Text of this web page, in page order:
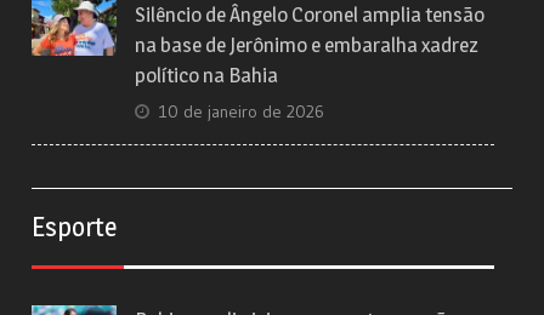
Silêncio de Ângelo Coronel amplia tensão
na base de Jerônimo e embaralha xadrez
político na Bahia
10 de janeiro de 2026
Esporte